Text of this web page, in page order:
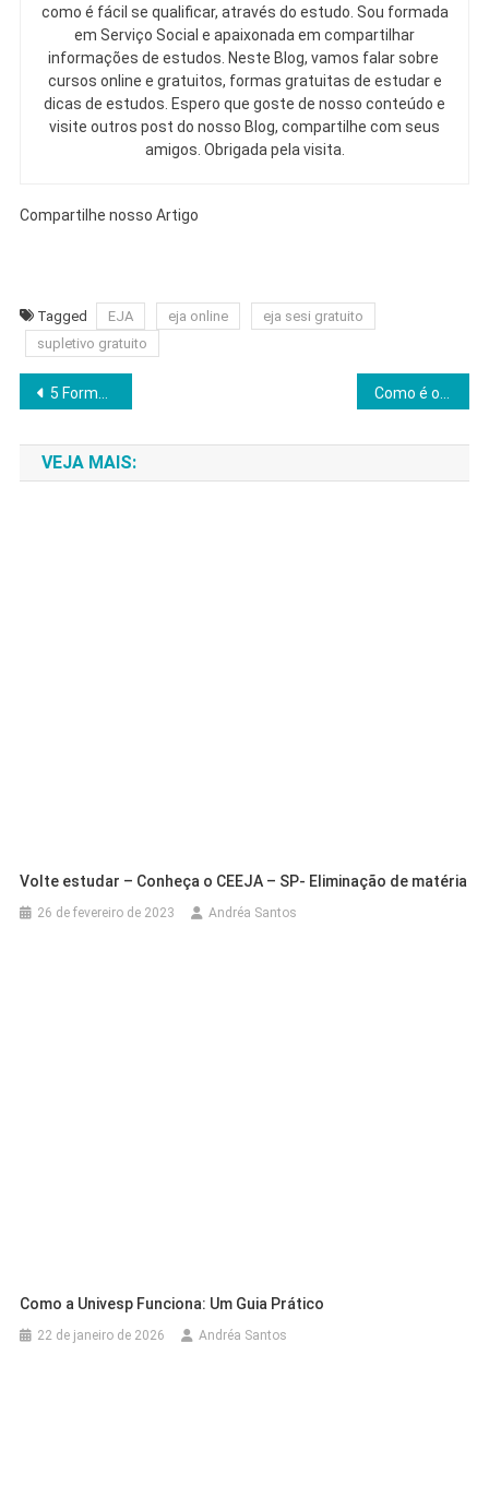
como é fácil se qualificar, através do estudo. Sou formada
em Serviço Social e apaixonada em compartilhar
informações de estudos. Neste Blog, vamos falar sobre
cursos online e gratuitos, formas gratuitas de estudar e
dicas de estudos. Espero que goste de nosso conteúdo e
visite outros post do nosso Blog, compartilhe com seus
amigos. Obrigada pela visita.
Compartilhe nosso Artigo
Tagged EJA eja online
eja sesi gratuito
supletivo gratuito
Navegação
de
Post
5 Formas de como terminar o ensino médio e voltar estudar Como é o CEEJA por dentro [Eliminação de matéria] – Caso de sucesso
VEJA MAIS:
Volte estudar – Conheça o CEEJA – SP- Eliminação de matéria
26 de fevereiro de 2023 Andréa Santos
Como a Univesp Funciona: Um Guia Prático
22 de janeiro de 2026 Andréa Santos